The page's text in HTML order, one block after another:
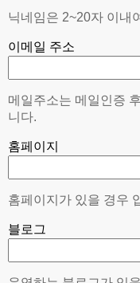
닉네임은 2~20자 이내
이메일 주소
메일주소는 메일인증
니다.
홈페이지
홈페이지가 있을 경우
블로그